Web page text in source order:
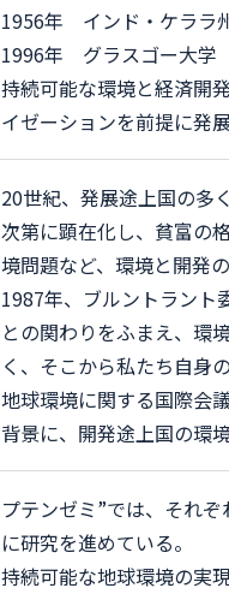
1956年 インド・ケララ
1996年 グラスゴー大学
持続可能な環境と経済開
イゼーションを前提に発
20世紀、発展途上国の多
次第に顕在化し、貧富の
境問題など、環境と開発
1987年、ブルントラント
との関わりをふまえ、環
く、そこから私たち自身
地球環境に関する国際会
背景に、開発途上国の環
プテンゼミ”では、それ
に研究を進めている。
持続可能な地球環境の実